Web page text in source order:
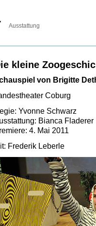
Ausstattung
kleine
von Brigitte
Coburg
Yvonne Schwarz
Bianca Fladerer
4. Mai 2011
Frederik Leberle